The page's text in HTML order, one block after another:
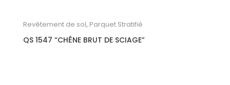
Revêtement de sol, Parquet Stratifié
QS 1547 “CHÊNE BRUT DE SCIAGE”